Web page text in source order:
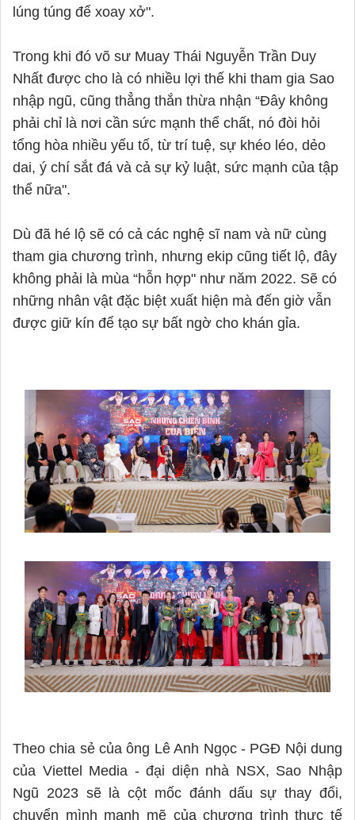
lúng túng để xoay xở".
Trong khi đó võ sư Muay Thái Nguyễn Trần Duy
Nhất được cho là có nhiều lợi thế khi tham gia Sao
nhập ngũ, cũng thẳng thắn thừa nhận “Đây không
phải chỉ là nơi cần sức mạnh thể chất, nó đòi hỏi
tổng hòa nhiều yếu tố, từ trí tuệ, sự khéo léo, dẻo
dai, ý chí sắt đá và cả sự kỷ luật, sức mạnh của tập
thể nữa".
Dù đã hé lộ sẽ có cả các nghệ sĩ nam và nữ cùng
tham gia chương trình, nhưng ekip cũng tiết lộ, đây
không phải là mùa “hỗn hợp" như năm 2022. Sẽ có
những nhân vật đặc biệt xuất hiện mà đến giờ vẫn
được giữ kín để tạo sự bất ngờ cho khán gỉa.
Theo chia sẻ của ông Lê Anh Ngọc - PGĐ Nội dung
của Viettel Media - đại diện nhà NSX, Sao Nhập
Ngũ 2023 sẽ là cột mốc đánh dấu sự thay đổi,
chuyển mình mạnh mẽ của chương trình thực tế